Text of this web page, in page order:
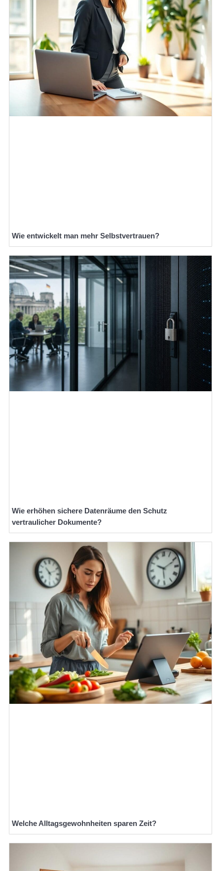
Wie entwickelt man mehr Selbstvertrauen?
Wie erhöhen sichere Datenräume den Schutz
vertraulicher Dokumente?
Welche Alltagsgewohnheiten sparen Zeit?